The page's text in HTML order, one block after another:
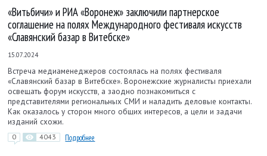
«Витьбичи» и РИА «Воронеж» заключили партнерское
соглашение на полях Международного фестиваля искусств
«Славянский базар в Витебске»
15.07.2024
Встреча медиаменеджеров состоялась на полях фестиваля
«Славянский базар в Витебске». Воронежские журналисты приехали
освещать форум искусств, а заодно познакомиться с
представителями региональных СМИ и наладить деловые контакты.
Как оказалось у сторон много общих интересов, а цели и задачи
изданий схожи.
0 4043 Подробнее